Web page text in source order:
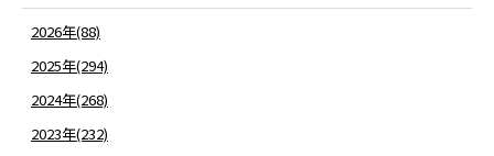
2026年(88)
2025年(294)
2024年(268)
2023年(232)